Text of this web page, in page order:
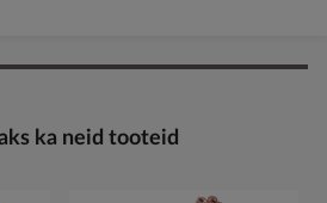
ka neid tooteid